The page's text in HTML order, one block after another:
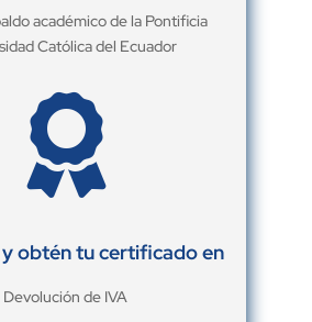
académico de la Pontificia
Católica del Ecuador

obtén tu certificado en
Devolución de IVA